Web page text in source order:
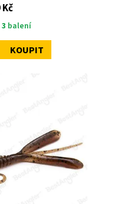
Kč
3 balení
KOUPIT